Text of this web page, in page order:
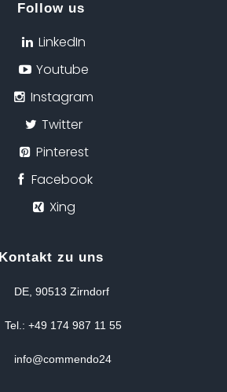
Follow us
LinkedIn
Youtube
Instagram
Twitter
Pinterest
Facebook
Xing
Kontakt zu uns
DE, 90513 Zirndorf
Tel.: +49 174 987 11 55
info@commendo24